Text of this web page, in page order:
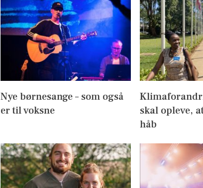
Nye børnesange – som også
er til voksne
skal opleve,
håb